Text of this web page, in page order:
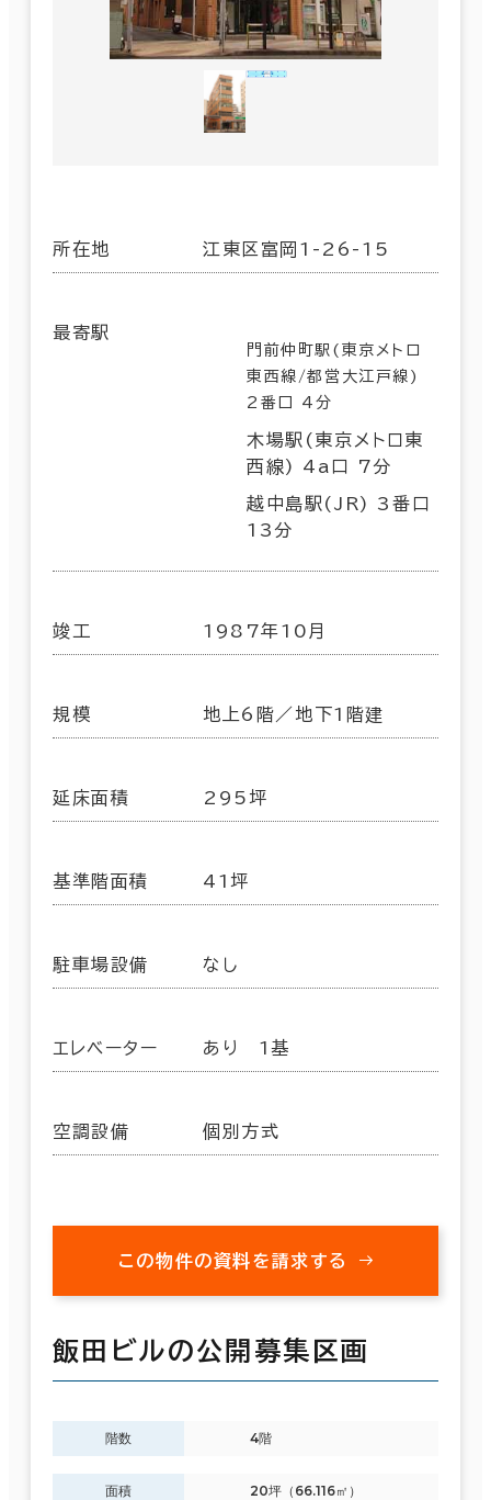
所在地 江東区富岡1-26-15
最寄駅
門前仲町駅(東京メトロ
東西線/都営大江戸線)
2番口 4分
木場駅(東京メトロ東
西線) 4a口 7分
越中島駅(JR) 3番口
13分
竣工 1987年10月
規模 地上6階／地下1階建
延床面積 295坪
基準階面積 41坪
駐車場設備 なし
エレベーター あり 1基
空調設備 個別方式
この物件の資料を請求する
飯田ビルの公開募集区画
階数 4階
面積 20坪（66.116㎡）